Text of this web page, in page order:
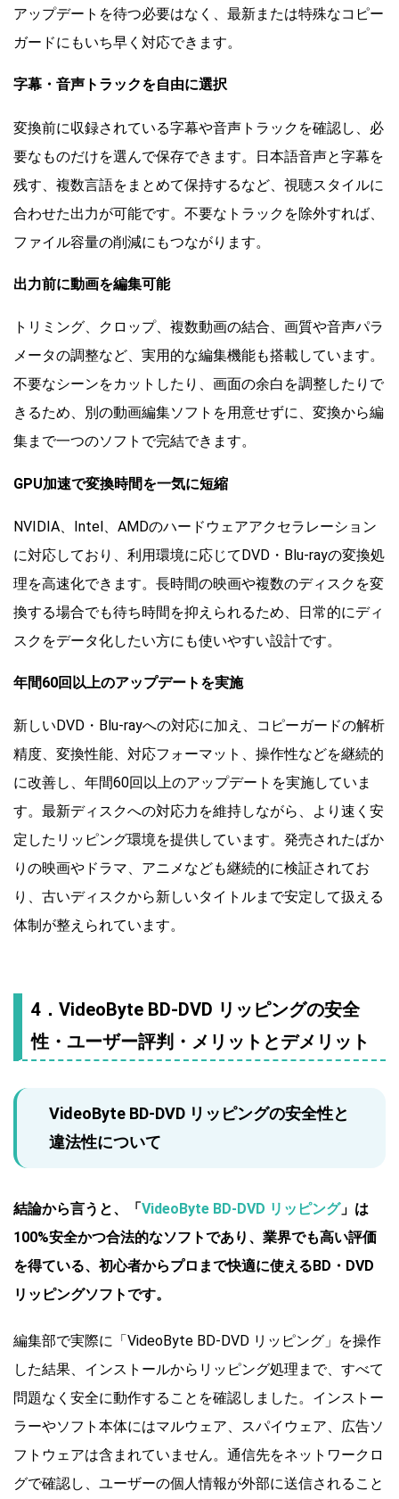
アップデートを待つ必要はなく、最新または特殊なコピー
ガードにもいち早く対応できます。
字幕・音声トラックを自由に選択
変換前に収録されている字幕や音声トラックを確認し、必
要なものだけを選んで保存できます。日本語音声と字幕を
残す、複数言語をまとめて保持するなど、視聴スタイルに
合わせた出力が可能です。不要なトラックを除外すれば、
ファイル容量の削減にもつながります。
出力前に動画を編集可能
トリミング、クロップ、複数動画の結合、画質や音声パラ
メータの調整など、実用的な編集機能も搭載しています。
不要なシーンをカットしたり、画面の余白を調整したりで
きるため、別の動画編集ソフトを用意せずに、変換から編
集まで一つのソフトで完結できます。
GPU加速で変換時間を一気に短縮
NVIDIA、Intel、AMDのハードウェアアクセラレーション
に対応しており、利用環境に応じてDVD・Blu-rayの変換処
理を高速化できます。長時間の映画や複数のディスクを変
換する場合でも待ち時間を抑えられるため、日常的にディ
スクをデータ化したい方にも使いやすい設計です。
年間60回以上のアップデートを実施
新しいDVD・Blu-rayへの対応に加え、コピーガードの解析
精度、変換性能、対応フォーマット、操作性などを継続的
に改善し、年間60回以上のアップデートを実施していま
す。最新ディスクへの対応力を維持しながら、より速く安
定したリッピング環境を提供しています。発売されたばか
りの映画やドラマ、アニメなども継続的に検証されてお
り、古いディスクから新しいタイトルまで安定して扱える
体制が整えられています。
4．VideoByte BD-DVD リッピングの安全
性・ユーザー評判・メリットとデメリット
VideoByte BD-DVD リッピングの安全性と
違法性について
結論から言うと、「 VideoByte BD-DVD リッピング」は
100%安全かつ合法的なソフトであり、業界でも高い評価
を得ている、初心者からプロまで快適に使えるBD・DVD
リッピングソフトです。
編集部で実際に「VideoByte BD-DVD リッピング」を操作
した結果、インストールからリッピング処理まで、すべて
問題なく安全に動作することを確認しました。インストー
ラーやソフト本体にはマルウェア、スパイウェア、広告ソ
フトウェアは含まれていません。通信先をネットワークロ
グで確認し、ユーザーの個人情報が外部に送信されること